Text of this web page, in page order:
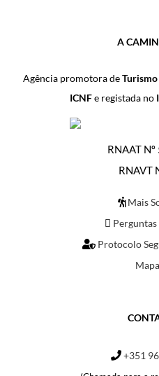
A
Agência promotora de
ICNFe registada no
RNAAT
RNAVT
Mais
Protocolo
+351